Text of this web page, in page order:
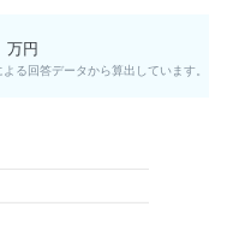
万円
る回答データから算出しています。